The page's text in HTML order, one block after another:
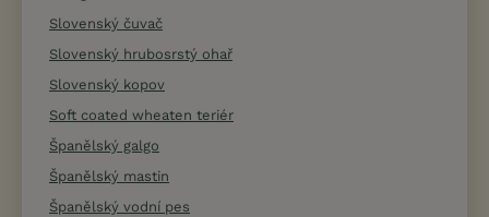
Slovenský čuvač
Slovenský hrubosrstý ohař
Slovenský kopov
Soft coated wheaten teriér
Španělský galgo
Španělský mastin
Španělský vodní pes